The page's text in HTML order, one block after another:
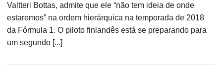
Valtteri Bottas, admite que ele “não tem ideia de onde
estaremos” na ordem hierárquica na temporada de 2018
da Fórmula 1. O piloto finlandês está se preparando para
um segundo [...]